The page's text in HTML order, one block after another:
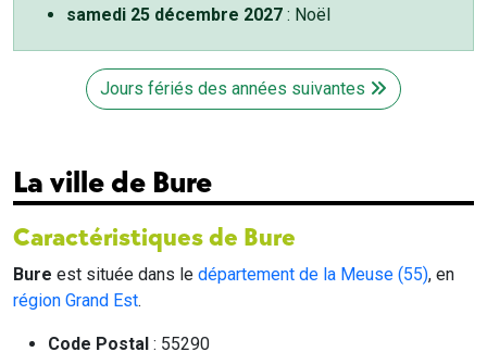
samedi 25 décembre 2027 : Noël
Jours fériés des années suivantes
La ville de Bure
Caractéristiques de Bure
Bure est située dans le département de la Meuse (55), en
région Grand Est.
Code Postal : 55290